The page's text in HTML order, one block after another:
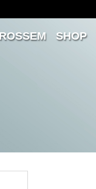
SHOP